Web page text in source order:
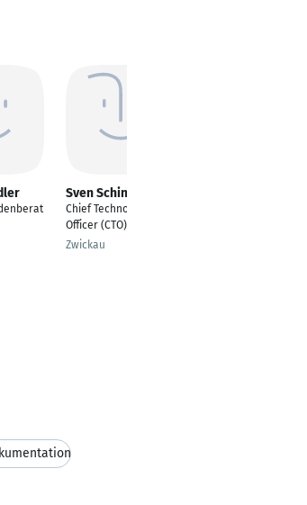
Sven Schindler
Chief Technology
Officer (CTO)
Zwickau